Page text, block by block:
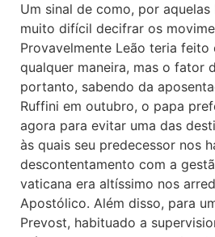
Um sinal de como, por aquelas
muito difícil decifrar os
Provavelmente Leão teria feito
qualquer maneira, mas o fator
portanto, sabendo da
Ruffini em outubro, o papa
agora para evitar uma das
às quais seu predecessor nos
descontentamento com a
vaticana era altíssimo nos
Apostólico. Além disso, para
Prevost, habituado a